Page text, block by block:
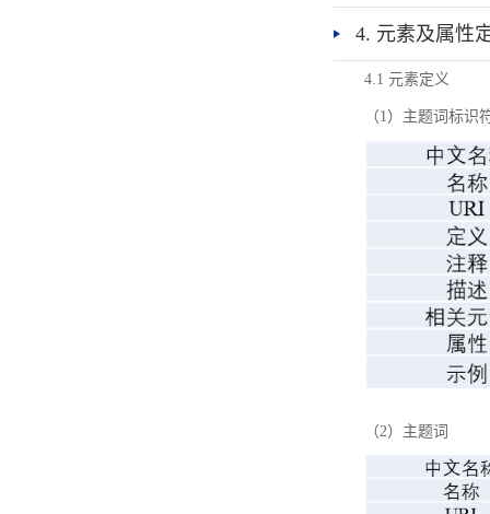
4. 元素及属性
4.1 元素定义
（1）主题词标识
（2）主题词